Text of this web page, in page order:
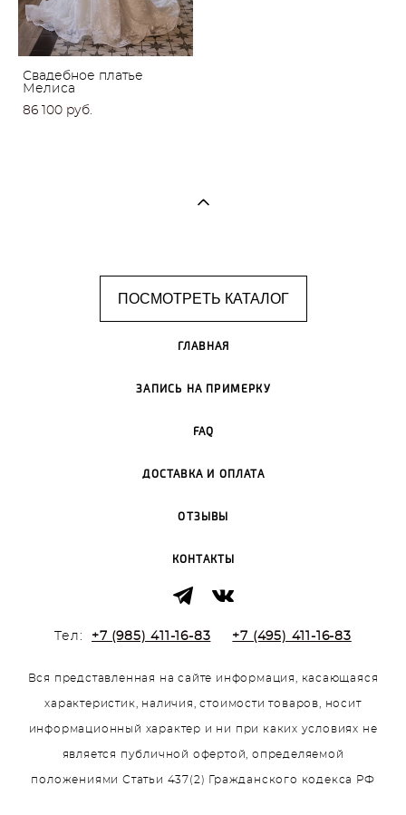
Свадебное платье
Мелиса
86 100 pуб.
ПОСМОТРЕТЬ КАТАЛОГ
ГЛАВНАЯ
ЗАПИСЬ НА ПРИМЕРКУ
FAQ
ДОСТАВКА И ОПЛАТА
ОТЗЫВЫ
КОНТАКТЫ
Тел: +7 (985) 411-16-83 +7 (495) 411-16-83
Вся представленная на сайте информация, касающаяся
характеристик, наличия, стоимости товаров, носит
информационный характер и ни при каких условиях не
является публичной офертой, определяемой
положениями Статьи 437(2) Гражданского кодекса РФ